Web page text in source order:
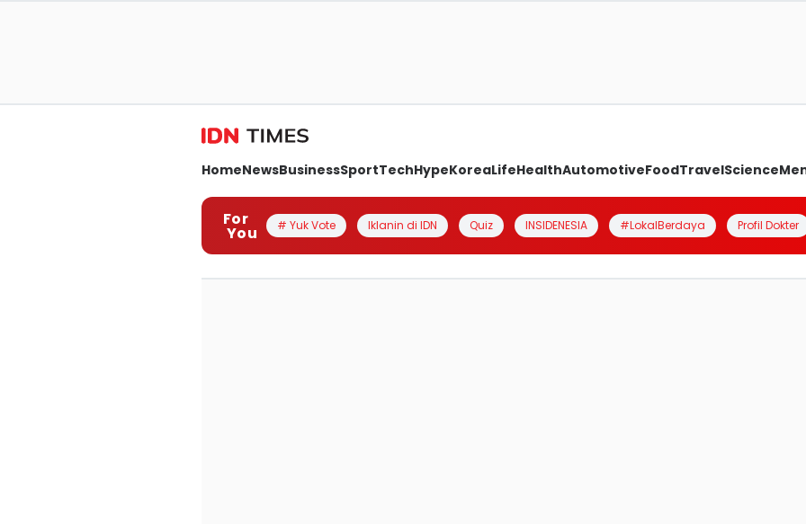
HomeNewsBusinessSportTechHypeKoreaLifeHealthAutomotiveFoodTravelScience
For
You # Yuk Vote Iklanin di IDN Quiz INSIDENESIA #LokalBerdaya Profil Dokter